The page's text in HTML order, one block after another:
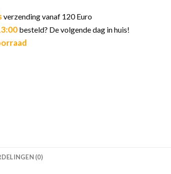
verzending vanaf 120 Euro
besteld? De volgende dag in huis!
(0)